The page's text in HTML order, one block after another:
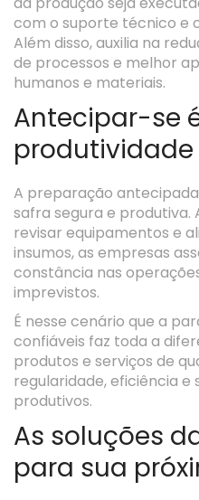
com o suporte técnico e
Além disso, auxilia na
de processos e melhor
humanos e materiais.
Antecipar-se
produtividade
A preparação
safra segura e produtiva.
revisar equipamentos e
insumos, as empresas
constância nas
imprevistos.
É nesse cenário que a
confiáveis faz toda a
produtos e serviços de
regularidade, eficiência e
produtivos.
As soluções
para sua